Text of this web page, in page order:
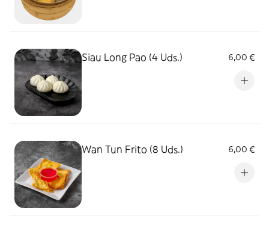
Siau Long Pao (4 Uds.) 6,00 €
Wan Tun Frito (8 Uds.) 6,00 €